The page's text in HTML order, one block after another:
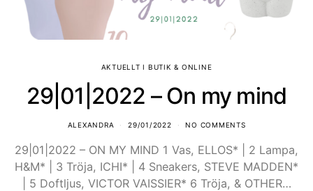
AKTUELLT I BUTIK & ONLINE
29|01|2022 – On my mind
ALEXANDRA 29/01/2022 NO COMMENTS
29|01|2022 – ON MY MIND 1 Vas, ELLOS* | 2 Lampa,
H&M* | 3 Tröja, ICHI* | 4 Sneakers, STEVE MADDEN*
| 5 Doftljus, VICTOR VAISSIER* 6 Tröja, & OTHER…